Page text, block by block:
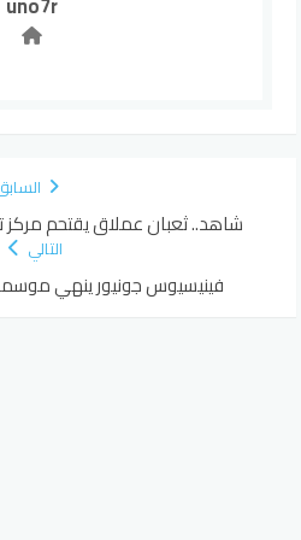
شاهد.. ثعبان عملاق يقتحم مركز
التالي
فينيسيوس جونيور ينهي